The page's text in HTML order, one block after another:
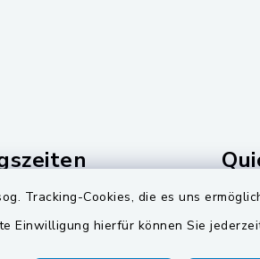
Tracking-Cookies, die es uns
Einwilligung hierfür können Sie
Uhr